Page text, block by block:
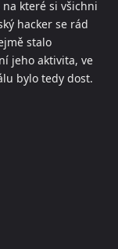
které si všichni
hacker se rád
stalo
jeho aktivita, ve
bylo tedy dost.